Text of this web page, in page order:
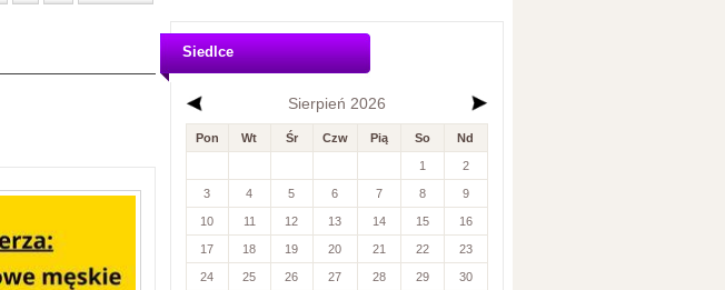
Siedlce
Sierpień 2026
Pon Wt Śr Czw Pią So Nd
1 2
3 4 5 6 7 8 9
10 11 12 13 14 15 16
17 18 19 20 21 22 23
24 25 26 27 28 29 30